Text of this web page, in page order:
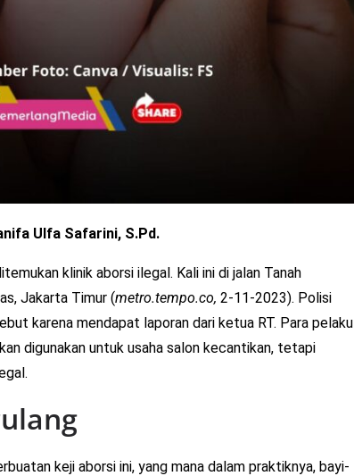
Ulfa Safarini, S.Pd.
klinik aborsi ilegal. Kali ini di jalan Tanah
Jakarta Timur (metro.tempo.co, 2-11-2023). Polisi
karena mendapat laporan dari ketua RT. Para pelaku
digunakan untuk usaha salon kecantikan, tetapi
keji aborsi ini, yang mana dalam praktiknya, bayi-